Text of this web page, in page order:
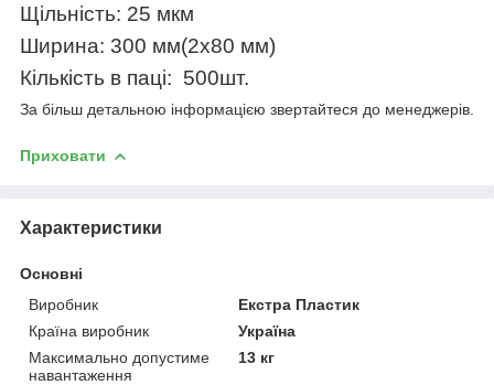
Щільність: 25 мкм
Ширина: 300 мм(2х80 мм)
Кількість в паці: 500шт.
За більш детальною інформацією звертайтеся до менеджерів.
Приховати
Характеристики
Основні
Виробник
Екстра Пластик
Країна виробник
Україна
Максимально допустиме
навантаження
13 кг